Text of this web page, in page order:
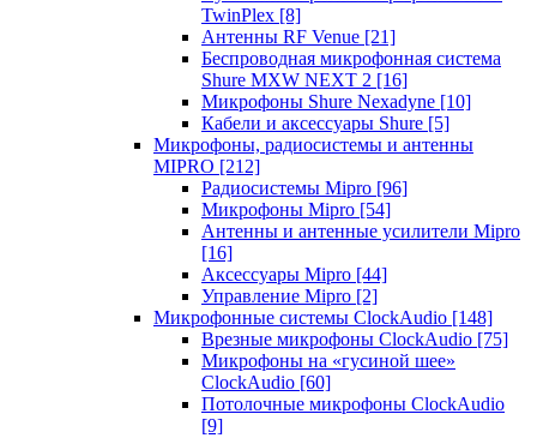
TwinPlex [8]
Антенны RF Venue [21]
Беспроводная микрофонная система
Shure MXW NEXT 2 [16]
Микрофоны Shure Nexadyne [10]
Кабели и аксессуары Shure [5]
Микрофоны, радиосистемы и антенны
MIPRO [212]
Радиосистемы Mipro [96]
Микрофоны Mipro [54]
Антенны и антенные усилители Mipro
[16]
Аксессуары Mipro [44]
Управление Mipro [2]
Микрофонные системы ClockAudio [148]
Врезные микрофоны ClockAudio [75]
Микрофоны на «гусиной шее»
ClockAudio [60]
Потолочные микрофоны ClockAudio
[9]